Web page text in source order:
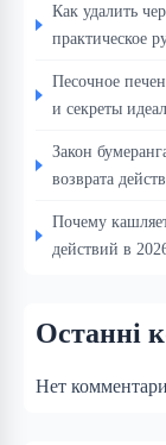
Как удалить
практическое
Песочное
и секреты
Закон
возврата
Почему
действий в
Останні
Нет